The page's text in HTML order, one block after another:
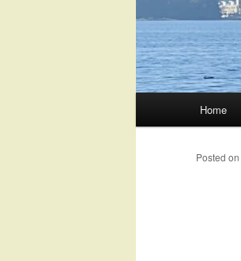
Skip
to
Home
Posted on